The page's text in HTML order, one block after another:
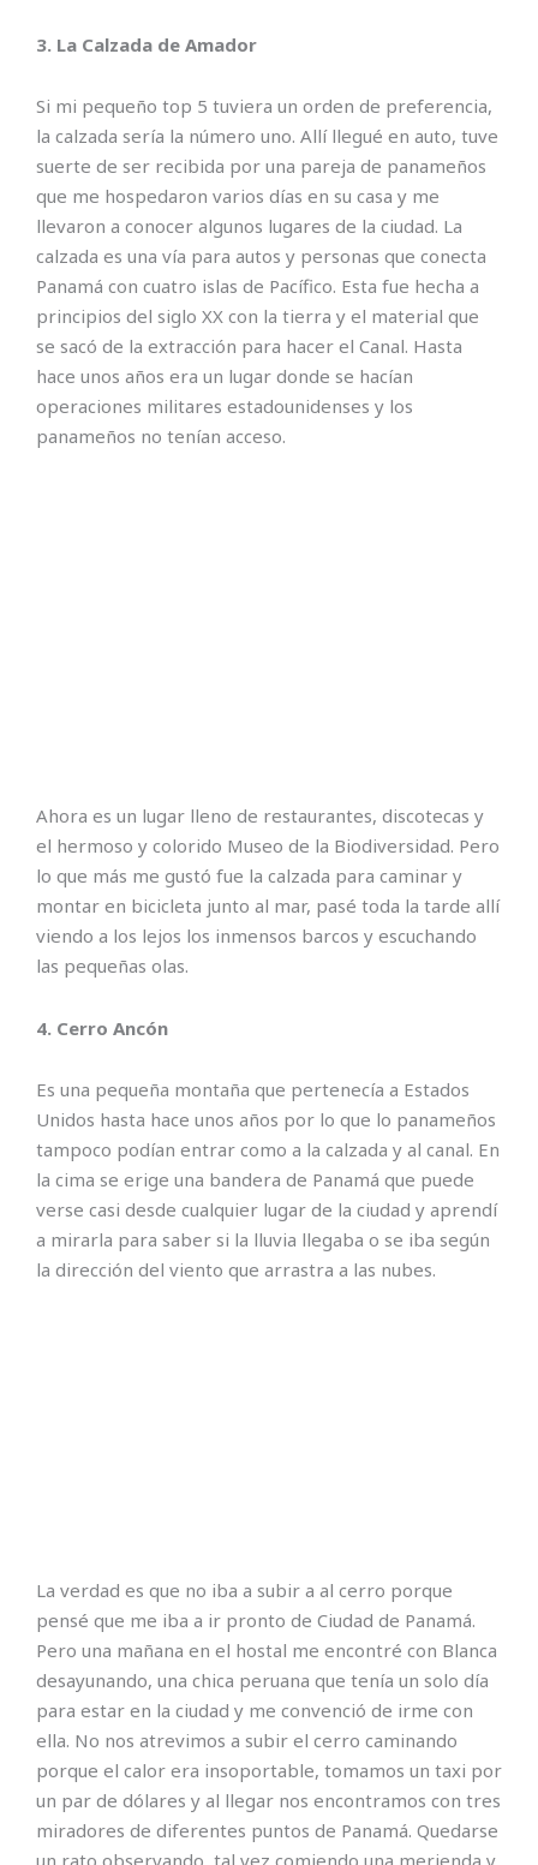
3. La Calzada de Amador
Si mi pequeño top 5 tuviera un orden de preferencia,
la calzada sería la número uno. Allí llegué en auto, tuve
suerte de ser recibida por una pareja de panameños
que me hospedaron varios días en su casa y me
llevaron a conocer algunos lugares de la ciudad. La
calzada es una vía para autos y personas que conecta
Panamá con cuatro islas de Pacífico. Esta fue hecha a
principios del siglo XX con la tierra y el material que
se sacó de la extracción para hacer el Canal. Hasta
hace unos años era un lugar donde se hacían
operaciones militares estadounidenses y los
panameños no tenían acceso.
Ahora es un lugar lleno de restaurantes, discotecas y
el hermoso y colorido Museo de la Biodiversidad. Pero
lo que más me gustó fue la calzada para caminar y
montar en bicicleta junto al mar, pasé toda la tarde allí
viendo a los lejos los inmensos barcos y escuchando
las pequeñas olas.
4. Cerro Ancón
Es una pequeña montaña que pertenecía a Estados
Unidos hasta hace unos años por lo que lo panameños
tampoco podían entrar como a la calzada y al canal. En
la cima se erige una bandera de Panamá que puede
verse casi desde cualquier lugar de la ciudad y aprendí
a mirarla para saber si la lluvia llegaba o se iba según
la dirección del viento que arrastra a las nubes.
La verdad es que no iba a subir a al cerro porque
pensé que me iba a ir pronto de Ciudad de Panamá.
Pero una mañana en el hostal me encontré con Blanca
desayunando, una chica peruana que tenía un solo día
para estar en la ciudad y me convenció de irme con
ella. No nos atrevimos a subir el cerro caminando
porque el calor era insoportable, tomamos un taxi por
un par de dólares y al llegar nos encontramos con tres
miradores de diferentes puntos de Panamá. Quedarse